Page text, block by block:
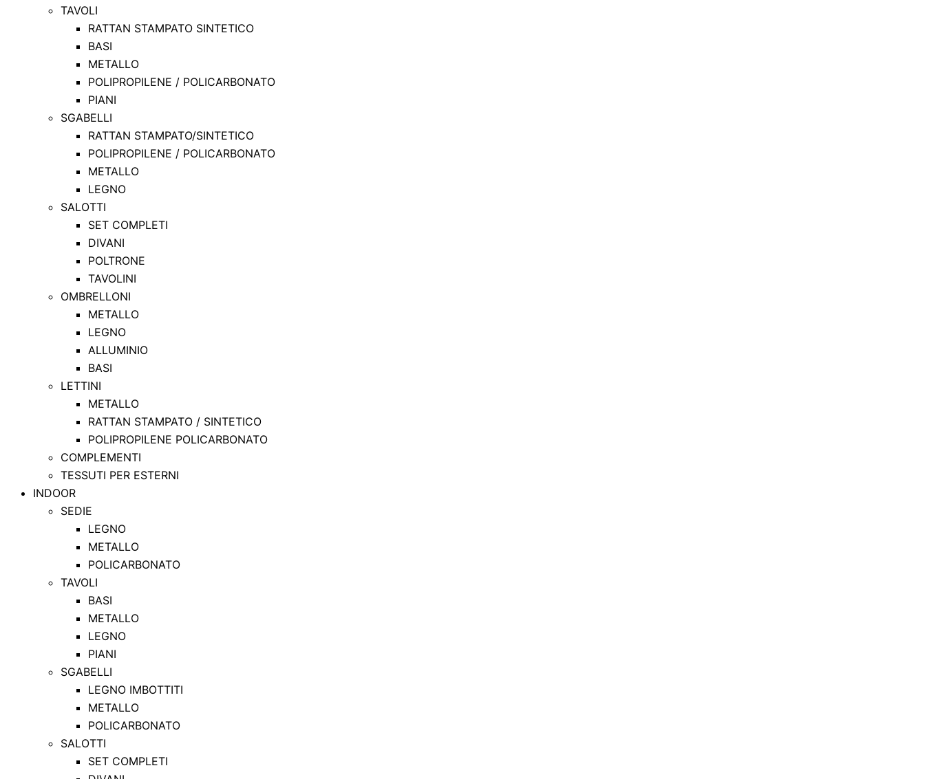
TAVOLI
RATTAN STAMPATO SINTETICO
BASI
METALLO
POLIPROPILENE / POLICARBONATO
PIANI
SGABELLI
RATTAN STAMPATO/SINTETICO
POLIPROPILENE / POLICARBONATO
METALLO
LEGNO
SALOTTI
SET COMPLETI
DIVANI
POLTRONE
TAVOLINI
OMBRELLONI
METALLO
LEGNO
ALLUMINIO
BASI
LETTINI
METALLO
RATTAN STAMPATO / SINTETICO
POLIPROPILENE POLICARBONATO
COMPLEMENTI
TESSUTI PER ESTERNI
INDOOR
SEDIE
LEGNO
METALLO
POLICARBONATO
TAVOLI
BASI
METALLO
LEGNO
PIANI
SGABELLI
LEGNO IMBOTTITI
METALLO
POLICARBONATO
SALOTTI
SET COMPLETI